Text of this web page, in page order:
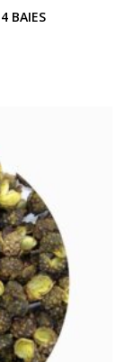
BAIES